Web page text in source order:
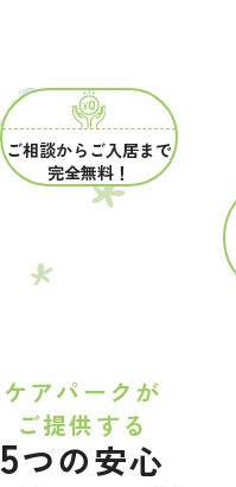
ケアパークが
ご提供する
5つの安心
ご相談からご入居まで
完全無料！